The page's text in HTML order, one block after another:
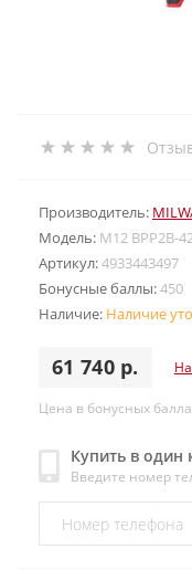
Производитель:
Модель: M12 BPP2B-
Артикул:4933443497
Бонусные баллы:450
Наличие: Наличие
61 740 р.
Цена в бонусных
Купить в один
Введите номер